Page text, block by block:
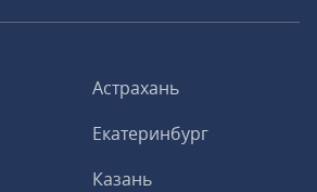
Астрахань
Екатеринбург
Казань